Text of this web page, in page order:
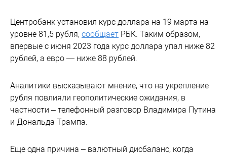
Центробанк установил курс доллара на 19 марта на
уровне 81,5 рубля, сообщает РБК. Таким образом,
впервые с июня 2023 года курс доллара упал ниже 82
рублей, а евро — ниже 88 рублей.
Аналитики высказывают мнение, что на укрепление
рубля повлияли геополитические ожидания, в
частности – телефонный разговор Владимира Путина
и Дональда Трампа.
Еще одна причина – валютный дисбаланс, когда